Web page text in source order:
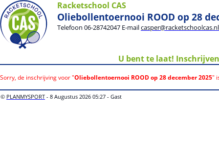
Racketschool CAS
Oliebollentoernooi ROOD op 28
Telefoon 06-28742047 E-mailcasper@racketschoolcas.nl
U bent te laat!
Sorry, de inschrijving voor "Oliebollentoernooi ROOD op 28 december 2025"
© PLANMYSPORT - 8 Augustus 2026 05:27 - Gast